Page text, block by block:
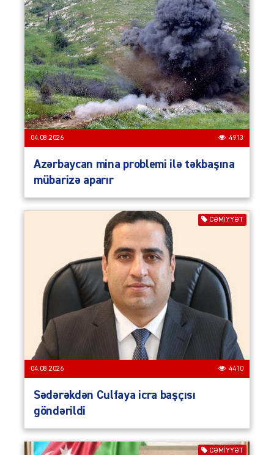
04.08.2026 4913
Azərbaycan mina problemi ilə təkbaşına
mübarizə aparır
CƏMIYYƏT
04.08.2026 4410
Sədərəkdən Culfaya icra başçısı
göndərildi
CƏMIYYƏT